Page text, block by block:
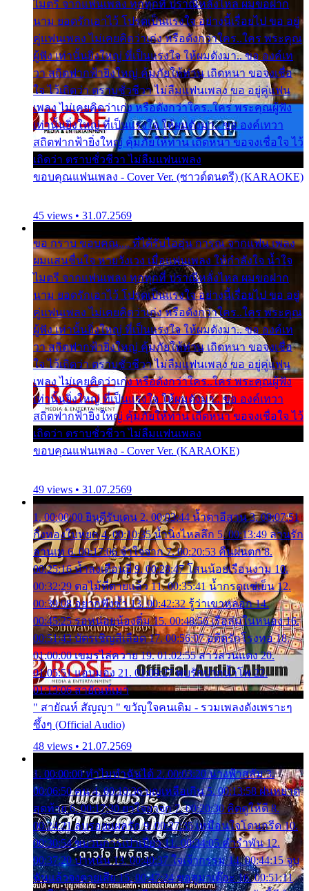
ไมตรี จากแฟนเพลง ทุกทุกที่ ปราณีหลั่งไหล ผมขอฝาก
นาม ยอดรักเอาไว้ โปรดเป็นแรงใจ อย่างนี้เรื่อยไป ขอ อยู่
คู่แฟนเพลง ไม่เคยคิดว่าเก่ง หรือดังกว่าใคร..ใคร พระคุณ
ผู้ฟัง เท่านั้นยิ่งใหญ่ ที่เป็นแรงใจ ให้ผมดังมา.. ขอ องค์เท
วา สถิตฟากฟ้ายิ่งใหญ่ คุ้มภัยให้ท่าน เถิดหนา ขอจงเชื่อ
ใจ ไว้เถิดว่า ตราบชั่วชีวา ไม่ลืมแฟนเพลง ขอ อยู่คู่แฟน
เพลง ไม่เคยคิดว่าเก่ง หรือดังกว่าใคร..ใคร พระคุณผู้ฟัง
เท่านั้นยิ่งใหญ่ ที่เป็นแรงใจ ให้ผมดังมา.. ขอ องค์เทวา
สถิตฟากฟ้ายิ่งใหญ่ คุ้มภัยให้ท่าน เถิดหนา ขอจงเชื่อใจ ไว้
เถิดว่า ตราบชั่วชีวา ไม่ลืมแฟนเพลง
ขอบคุณแฟนเพลง - Cover Ver. (ซาวด์ดนตรี) (KARAOKE)
45 views • 31.07.2569
ขอ กราบ ขอบคุณ.... ที่ได้รับไออุ่น การุณ จากแฟน เพลง
ผมแสนชื่นใจ หายวังเวง เมื่อแฟนเพลง ให้กำลังใจ น้ำใจ
ไมตรี จากแฟนเพลง ทุกทุกที่ ปราณีหลั่งไหล ผมขอฝาก
นาม ยอดรักเอาไว้ โปรดเป็นแรงใจ อย่างนี้เรื่อยไป ขอ อยู่
คู่แฟนเพลง ไม่เคยคิดว่าเก่ง หรือดังกว่าใคร..ใคร พระคุณ
ผู้ฟัง เท่านั้นยิ่งใหญ่ ที่เป็นแรงใจ ให้ผมดังมา.. ขอ องค์เท
วา สถิตฟากฟ้ายิ่งใหญ่ คุ้มภัยให้ท่าน เถิดหนา ขอจงเชื่อ
ใจ ไว้เถิดว่า ตราบชั่วชีวา ไม่ลืมแฟนเพลง ขอ อยู่คู่แฟน
เพลง ไม่เคยคิดว่าเก่ง หรือดังกว่าใคร..ใคร พระคุณผู้ฟัง
เท่านั้นยิ่งใหญ่ ที่เป็นแรงใจ ให้ผมดังมา.. ขอ องค์เทวา
สถิตฟากฟ้ายิ่งใหญ่ คุ้มภัยให้ท่าน เถิดหนา ขอจงเชื่อใจ ไว้
เถิดว่า ตราบชั่วชีวา ไม่ลืมแฟนเพลง
ขอบคุณแฟนเพลง - Cover Ver. (KARAOKE)
49 views • 31.07.2569
1. 00:00:00 ยินดีรับเดน 2. 00:03:44 น้ำตาอีสาน 3. 00:07:51
กิ่งทองใบหยก 4. 00:10:35 น้ำนิ่งไหลลึก 5. 00:13:49 ลานรัก
ลานเท 6. 00:17:06 จำใจจาก 7. 00:20:53 คืนฝนตก 8.
00:25:16 น้ำลงเดือนยี่ 9. 00:28:47 โสนน้อยเรือนงาม 10.
00:32:29 ตอไม้ที่ตายแล้ว 11. 00:35:41 น้ำกรดแช่เย็น 12.
00:39:08 อยากฟังซ้ำ 13. 00:42:32 รู้ว่าเขาหลอก 14.
00:45:25 รอหน่อยน้องติ๋ม 15. 00:48:56 เรือล่มในหนอง 16.
00:51:43 บัตรเชิญสีเลือด 17. 00:56:07 อดีตรักโรงทอ 18.
01:00:00 เขมรไล่ควาย 19. 01:02:55 สาวสวนแตง 20.
01:05:51 แอบมอง 21. 01:09:27 พบรักปากน้ำโพ 22.
01:13:06 สายัณห์เมา
" สายัณห์ สัญญา " ขวัญใจคนเดิม - รวมเพลงดังเพราะๆ
ซึ้งๆ (Official Audio)
48 views • 21.07.2569
1. 00:00:00 ทำไมทำฉันได้ 2. 00:03:20 นางฟ้าสลัม 3.
00:06:50 คน 4. 00:10:36 บุญเหลือเกิน 5. 00:13:58 ฝนหยาด
สุดท้าย 6. 00:17:30 ยาใจยาจก 7. 00:20:30 คิดดูให้ดี 8.
00:24:21 ลบรอยแผลรัก 9. 00:27:35 เหมือนใจโดนกรีด 10.
00:30:54 ขบวนการเปาเปียว 11. 00:34:05 คำรำพัน 12.
00:37:20 ปาหนัน 13. 00:40:37 ใจเจ้ากรรม 14. 00:44:15 จูบ
ฉันแล้วจงตายเสีย 15. 00:47:24 ขอสูมาเต๊อะ 16. 00:51:11